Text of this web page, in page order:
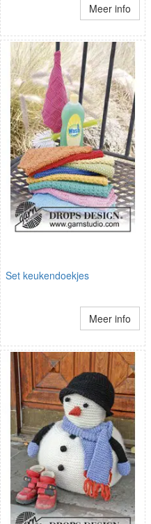
Meer info
Set keukendoekjes
Meer info